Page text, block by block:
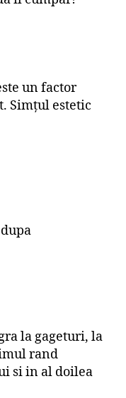
un factor
Simţul estetic
la gageturi, la
rand
si in al doilea